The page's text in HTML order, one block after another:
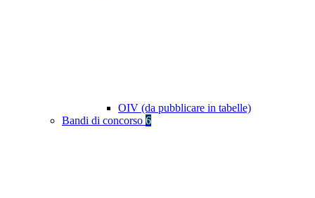
OIV (da pubblicare in tabelle)
Bandi di concorso 6